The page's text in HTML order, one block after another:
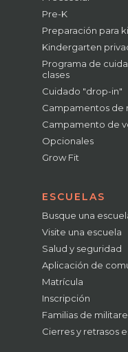
Pre-K
Preparación para
Kindergarten
Programa de
clases
Cuidado "drop-in"
Campamentos de
Campamento de
Opcionales
Grow Fit
ESCUELAS
Busque una
Visite una escuela
Salud y seguridad
Aplicación de
Matrícula
Inscripción
Familias de
Cierres y retrasos